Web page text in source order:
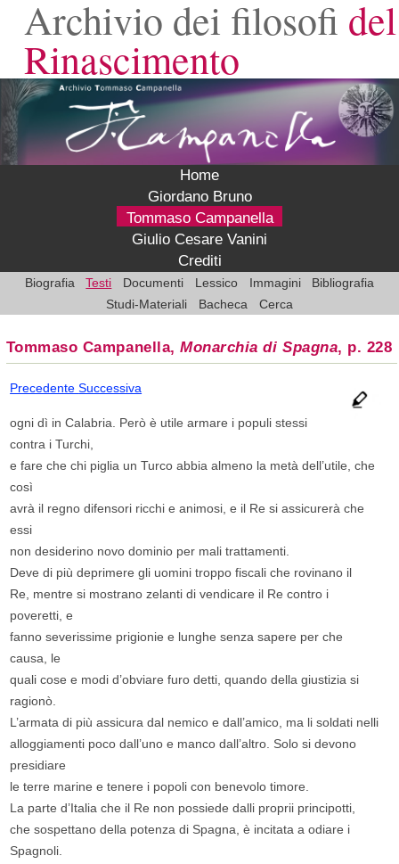
Archivio dei filosofi del
Rinascimento
Home
Giordano Bruno
Tommaso Campanella
Giulio Cesare Vanini
Crediti
Biografia Testi Documenti Lessico Immagini
Bibliografia
Studi-Materiali
Bacheca Cerca
Tommaso Campanella,Monarchia di Spagna, p. 228
PrecedenteSuccessiva
ogni dì in Calabria. Però è utile armare i populi stessi
contra i Turchi,
e fare che chi piglia un Turco abbia almeno la metà dell’utile, che
così
avrà il regno difensori ricchi e animosi, e il Re si assicurerà che
essi
non desiderino novo dominio per mali trattamenti.
Deve di più deprimere gli uomini troppo fiscali che rovinano il
Re, mentre si mostrano zelanti di vendicare il Re contro i
poveretti, e
fanno severissime prigionie e lunghe senza sapere per che
causa, le
quali cose e modi d’obviare furo detti, quando della giustizia si
ragionò.
L’armata di più assicura dal nemico e dall’amico, ma li soldati nelli
alloggiamenti poco dall’uno e manco dall’altro. Solo si devono
presidiare
le terre marine e tenere i popoli con benevolo timore.
La parte d’Italia che il Re non possiede dalli proprii principotti,
che sospettano della potenza di Spagna, è incitata a odiare i
Spagnoli.